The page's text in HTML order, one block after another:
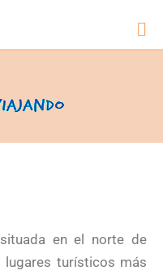
en el norte de
turísticos más